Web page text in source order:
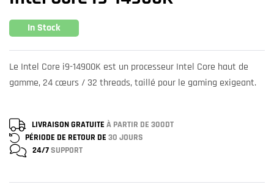
In Stock
Le Intel Core i9-14900K est un processeur Intel Core haut de
gamme, 24 cœurs / 32 threads, taillé pour le gaming exigeant.
LIVRAISON GRATUITE À PARTIR DE 300DT
PÉRIODE DE RETOUR DE 30 JOURS
24/7SUPPORT